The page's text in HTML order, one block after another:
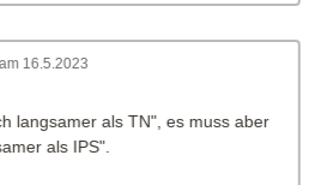
am 16.5.2023
langsamer als TN", es muss aber
als IPS".